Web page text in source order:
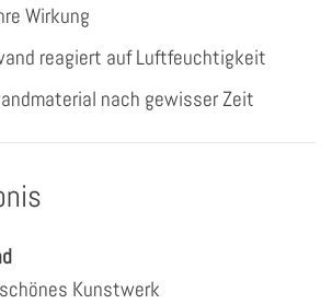
Wirkung
reagiert auf Luftfeuchtigkeit
nach gewisser Zeit
Kunstwerk